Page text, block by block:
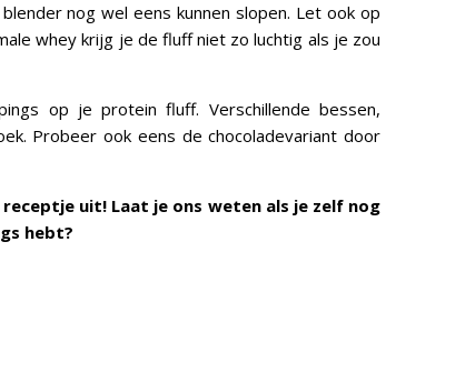
nog wel eens kunnen slopen. Let ook op
whey krijg je de fluff niet zo luchtig als je zou
op je protein fluff. Verschillende bessen,
Probeer ook eens de chocoladevariant door
uit! Laat je ons weten als je zelf nog
hebt?